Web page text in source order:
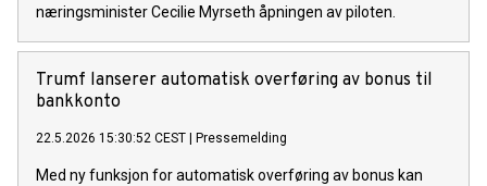
næringsminister Cecilie Myrseth åpningen av piloten.
Trumf lanserer automatisk overføring av bonus til
bankkonto
22.5.2026 15:30:52 CEST Pressemelding
Med ny funksjon for automatisk overføring av bonus kan